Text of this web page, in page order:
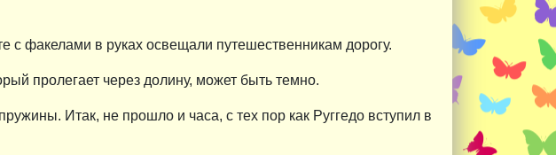
факелами в руках освещали путешественникам дорогу.
пролегает через долину, может быть темно.
Итак, не прошло и часа, с тех пор как Руггедо вступил в